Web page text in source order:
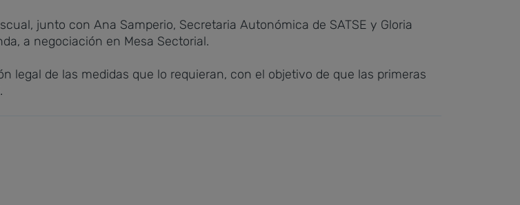
junto con Ana Samperio, Secretaria Autonómica de SATSE y Gloria
a negociación en Mesa Sectorial.
legal de las medidas que lo requieran, con el objetivo de que las primeras